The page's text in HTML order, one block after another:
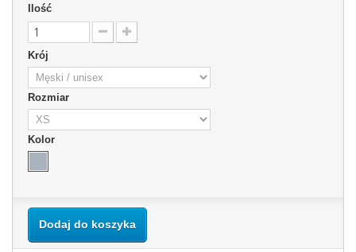
Ilość
Krój
Rozmiar
Kolor
Dodaj do koszyka